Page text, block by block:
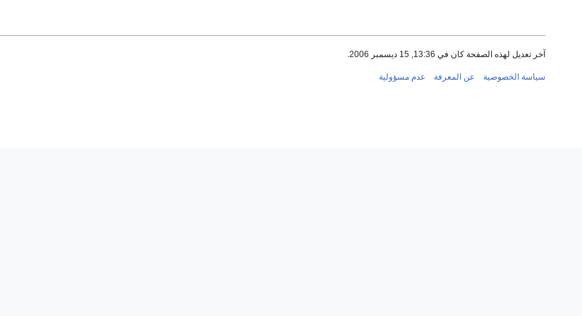
آخر تعديل لهذه الصفحة كان في 13:36, 15 ديسمبر 2006.
سياسة الخصوصية عن المعرفة عدم مسؤولية